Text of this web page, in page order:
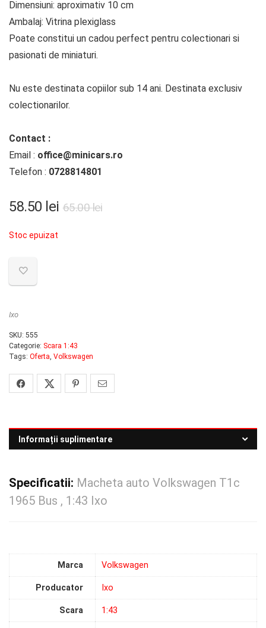
Dimensiuni: aproximativ 10 cm
Ambalaj: Vitrina plexiglass
Poate constitui un cadou perfect pentru colectionari si
pasionati de miniaturi.
Nu este destinata copiilor sub 14 ani. Destinata exclusiv
colectionarilor.
Contact :
Email : office@minicars.ro
Telefon : 0728814801
65.00lei
58.50 lei
Stoc epuizat
Ixo
SKU: 555
Categorie: Scara 1:43
Tags: Oferta, Volkswagen
Informații suplimentare
Specificatii: Macheta auto Volkswagen T1c
1965 Bus , 1:43 Ixo
Marca Volkswagen
Producator Ixo
Scara 1:43